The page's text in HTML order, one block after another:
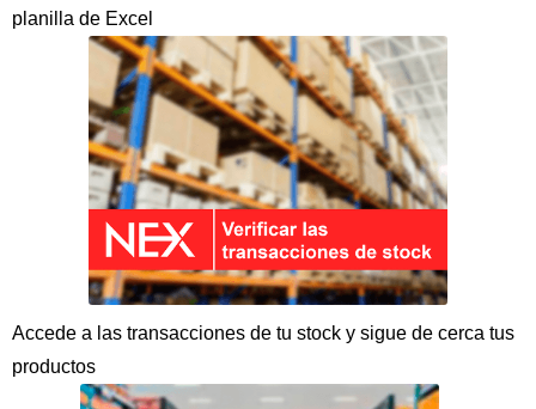
planilla de Excel
Accede a las transacciones de tu stock y sigue de cerca tus
productos